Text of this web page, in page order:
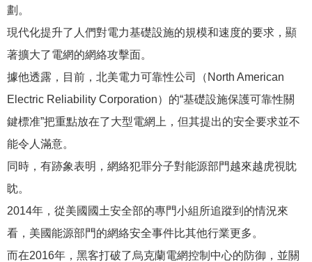
劃。
現代化提升了人們對電力基礎設施的規模和速度的要求，顯
著擴大了電網的網絡攻擊面。
據他透露，目前，北美電力可靠性公司（North American
Electric Reliability Corporation）的“基礎設施保護可靠性關
鍵標准”把重點放在了大型電網上，但其提出的安全要求並不
能令人滿意。
同時，有跡象表明，網絡犯罪分子對能源部門越來越虎視眈
眈。
2014年，從美國國土安全部的專門小組所追蹤到的情況來
看，美國能源部門的網絡安全事件比其他行業更多。
而在2016年，黑客打破了烏克蘭電網控制中心的防御，並關